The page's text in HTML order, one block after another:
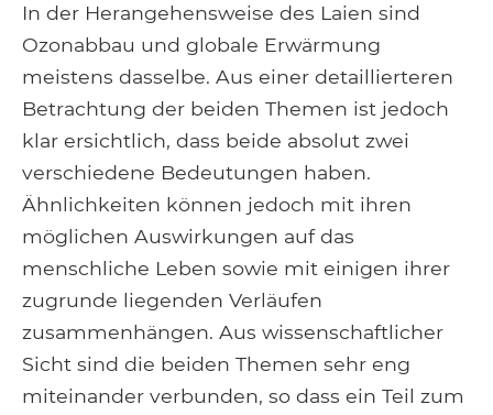
In der Herangehensweise des Laien sind
Ozonabbau und globale Erwärmung
meistens dasselbe. Aus einer detaillierteren
Betrachtung der beiden Themen ist jedoch
klar ersichtlich, dass beide absolut zwei
verschiedene Bedeutungen haben.
Ähnlichkeiten können jedoch mit ihren
möglichen Auswirkungen auf das
menschliche Leben sowie mit einigen ihrer
zugrunde liegenden Verläufen
zusammenhängen. Aus wissenschaftlicher
Sicht sind die beiden Themen sehr eng
miteinander verbunden, so dass ein Teil zum